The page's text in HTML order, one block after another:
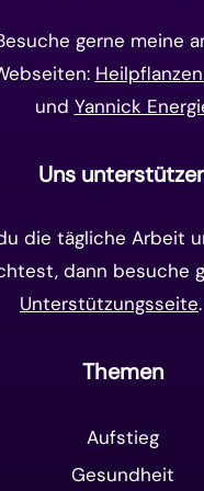
gerne meine
und Yannick
Uns
die tägliche Arbeit
dann besuche
Unterstützungsseite
Themen
Aufstieg
Gesundheit